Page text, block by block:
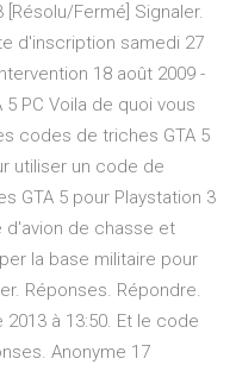
[Résolu/Fermé] Signaler.
d'inscription samedi 27
18 août 2009 -
PC Voila de quoi vous
codes de triches GTA 5
utiliser un code de
GTA 5 pour Playstation 3
d'avion de chasse et
la base militaire pour
Réponses. Répondre.
à 13:50. Et le code
Anonyme 17